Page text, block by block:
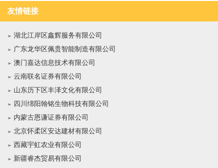
友情链接
湖北江岸区鑫辉服务有限公司
广东龙华区佩贵智能制造有限公司
澳门嘉达信息技术有限公司
云南联名证券有限公司
山东历下区丰泽文化有限公司
四川绵阳翰铭生物科技有限公司
内蒙古恩谦证券有限公司
北京怀柔区安达建材有限公司
西藏宇虹农业有限公司
新疆睿杰贸易有限公司